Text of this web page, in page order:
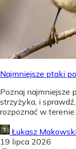
Najmniejsze ptaki
Poznaj najmniejsze
strzyżyka, i
rozpoznać w terenie.
Łukasz Makowski
19 lipca 2026